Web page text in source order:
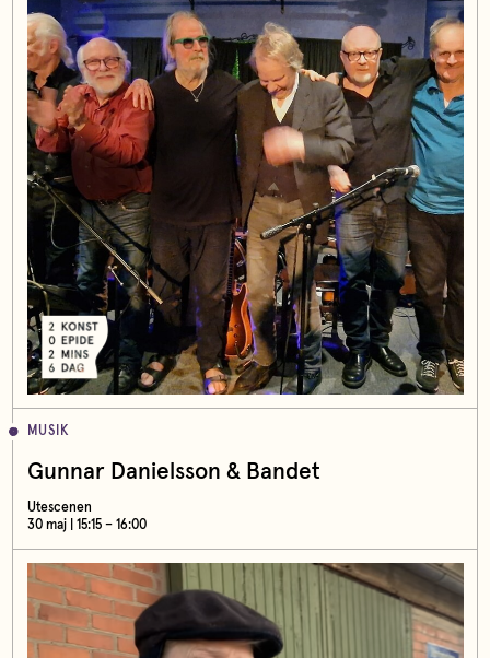
MUSIK
Gunnar Danielsson & Bandet
Utescenen
30 maj | 15:15 – 16:00